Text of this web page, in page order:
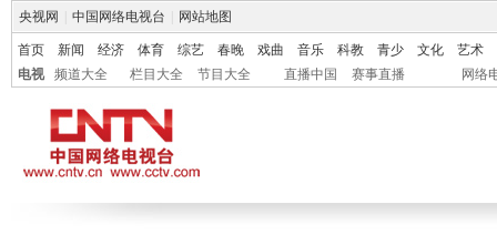
央视网 中国网络电视台 网站地图
首页 新闻 经济 体育 综艺 春晚 戏曲 音乐 科教 青少 文化
艺术
电视
频道大全 栏目大全 节目大全 直播中国 赛事直播 网络